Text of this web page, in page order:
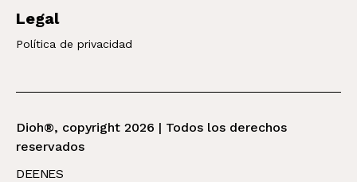
Legal
Política de privacidad
Dioh®, copyright 2026 | Todos los derechos
reservados
DEENES